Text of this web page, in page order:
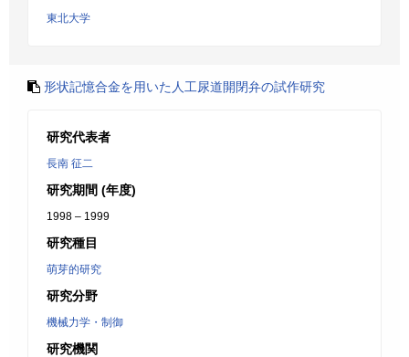
東北大学
形状記憶合金を用いた人工尿道開閉弁の試作研究
研究代表者
長南 征二
研究期間 (年度)
1998 – 1999
研究種目
萌芽的研究
研究分野
機械力学・制御
研究機関